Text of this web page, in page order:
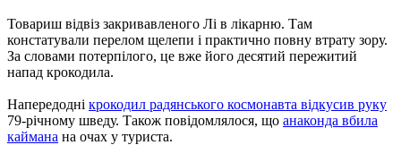
Товариш відвіз закривавленого Лі в лікарню. Там
констатували перелом щелепи і практично повну втрату зору.
За словами потерпілого, це вже його десятий пережитий
напад крокодила.
Напередодні крокодил радянського космонавта відкусив руку
79-річному шведу. Також повідомлялося, що анаконда вбила
каймана на очах у туриста.